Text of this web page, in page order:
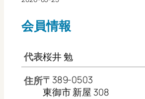
会員情報
代表桜井 勉
住所〒389-0503
東御市 新屋 308